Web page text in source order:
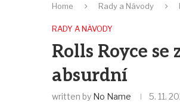
Home Rady a Návody
RADY A NÁVODY
Rolls Royce
absurdní
written by No Name 5. 11.